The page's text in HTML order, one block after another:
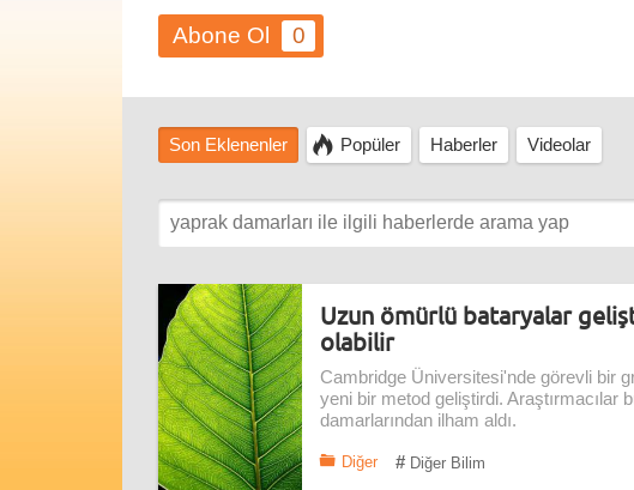
0
Son Eklenenler Popüler Haberler Videolar
Uzun ömürlü bataryalar
olabilir
Cambridge Üniversitesi'nde görevli bir
yeni bir metod geliştirdi. Araştırmacılar
damarlarından ilham aldı.
Diğer # Diğer Bilim